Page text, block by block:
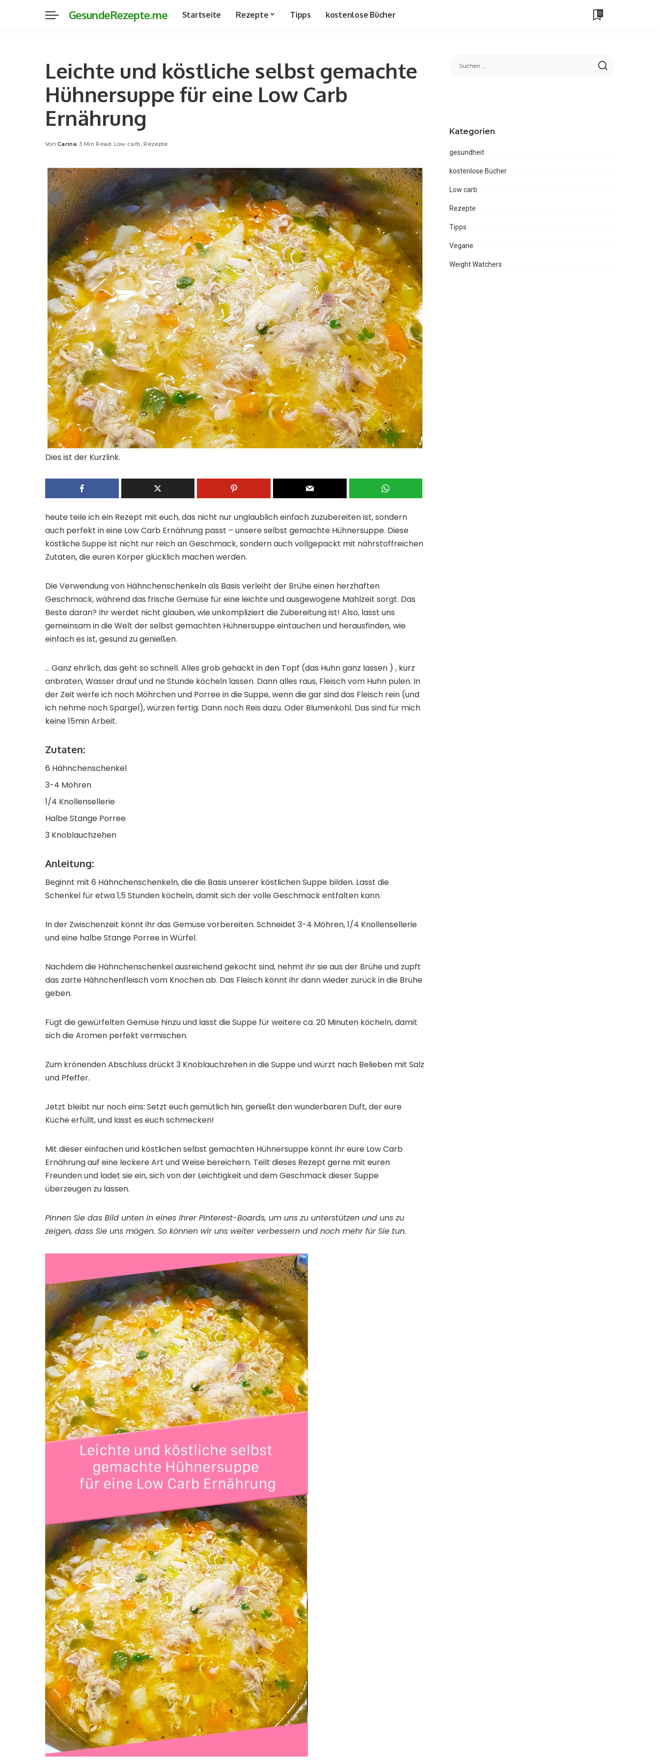
GesundeRezepte.me Startseite Rezepte Tipps kostenlose Bücher 0
Leichte und köstliche selbst gemachte
Hühnersuppe für eine Low Carb
Ernährung
Posted
Von Carina 3 Min Read Low carb Rezepte
Dies ist der Kurzlink.
heute teile ich ein Rezept mit euch, das nicht nur unglaublich einfach zuzubereiten ist, sondern
auch perfekt in eine Low Carb Ernährung passt – unsere selbst gemachte Hühnersuppe. Diese
köstliche Suppe ist nicht nur reich an Geschmack, sondern auch vollgepackt mit nährstoffreichen
Zutaten, die euren Körper glücklich machen werden.
Die Verwendung von Hähnchenschenkeln als Basis verleiht der Brühe einen herzhaften
Geschmack, während das frische Gemüse für eine leichte und ausgewogene Mahlzeit sorgt. Das
Beste daran? Ihr werdet nicht glauben, wie unkompliziert die Zubereitung ist! Also, lasst uns
gemeinsam in die Welt der selbst gemachten Hühnersuppe eintauchen und herausfinden, wie
einfach es ist, gesund zu genießen.
… Ganz ehrlich, das geht so schnell. Alles grob gehackt in den Topf (das Huhn ganz lassen ) , kurz
anbraten, Wasser drauf und ne Stunde köcheln lassen. Dann alles raus, Fleisch vom Huhn pulen. In
der Zeit werfe ich noch Möhrchen und Porree in die Suppe, wenn die gar sind das Fleisch rein (und
ich nehme noch Spargel), würzen fertig. Dann noch Reis dazu. Oder Blumenkohl. Das sind für mich
keine 15min Arbeit.
Zutaten:
6 Hähnchenschenkel
3-4 Möhren
1/4 Knollensellerie
Halbe Stange Porree
3 Knoblauchzehen
Anleitung:
Beginnt mit 6 Hähnchenschenkeln, die die Basis unserer köstlichen Suppe bilden. Lasst die
Schenkel für etwa 1,5 Stunden köcheln, damit sich der volle Geschmack entfalten kann.
In der Zwischenzeit könnt ihr das Gemüse vorbereiten. Schneidet 3-4 Möhren, 1/4 Knollensellerie
und eine halbe Stange Porree in Würfel.
Nachdem die Hähnchenschenkel ausreichend gekocht sind, nehmt ihr sie aus der Brühe und zupft
das zarte Hähnchenfleisch vom Knochen ab. Das Fleisch könnt ihr dann wieder zurück in die Brühe
geben.
Fügt die gewürfelten Gemüse hinzu und lasst die Suppe für weitere ca. 20 Minuten köcheln, damit
sich die Aromen perfekt vermischen.
Zum krönenden Abschluss drückt 3 Knoblauchzehen in die Suppe und würzt nach Belieben mit Salz
und Pfeffer.
Jetzt bleibt nur noch eins: Setzt euch gemütlich hin, genießt den wunderbaren Duft, der eure
Küche erfüllt, und lasst es euch schmecken!
Mit dieser einfachen und köstlichen selbst gemachten Hühnersuppe könnt ihr eure Low Carb
Ernährung auf eine leckere Art und Weise bereichern. Teilt dieses Rezept gerne mit euren
Freunden und ladet sie ein, sich von der Leichtigkeit und dem Geschmack dieser Suppe
überzeugen zu lassen.
Pinnen Sie das Bild unten in eines Ihrer Pinterest-Boards, um uns zu unterstützen und uns zu
zeigen, dass Sie uns mögen. So können wir uns weiter verbessern und noch mehr für Sie tun.
Kategorien
gesundheit
kostenlose Bücher
Low carb
Rezepte
Tipps
Vegane
Weight Watchers